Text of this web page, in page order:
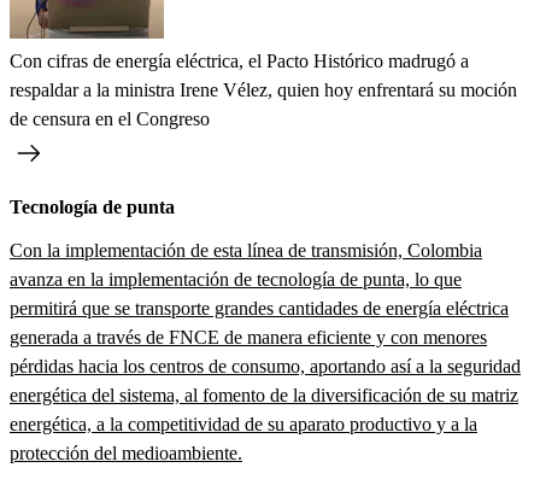
Con cifras de energía eléctrica, el Pacto Histórico madrugó a
respaldar a la ministra Irene Vélez, quien hoy enfrentará su moción
de censura en el Congreso
Tecnología de punta
Con la implementación de esta línea de transmisión, Colombia
avanza en la implementación de tecnología de punta, lo que
permitirá que se transporte grandes cantidades de energía eléctrica
generada a través de FNCE de manera eficiente y con menores
pérdidas hacia los centros de consumo, aportando así a la seguridad
energética del sistema, al fomento de la diversificación de su matriz
energética, a la competitividad de su aparato productivo y a la
protección del medioambiente.